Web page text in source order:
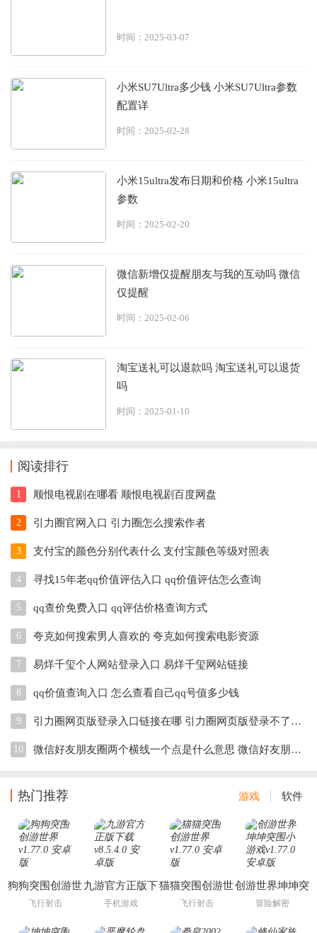
时间：2025-03-07
小米SU7Ultra多少钱 小米SU7Ultra参数
配置详
时间：2025-02-28
小米15ultra发布日期和价格 小米15ultra
参数
时间：2025-02-20
微信新增仅提醒朋友与我的互动吗 微信
仅提醒
时间：2025-02-06
淘宝送礼可以退款吗 淘宝送礼可以退货
吗
时间：2025-01-10
阅读排行
1 顺恨电视剧在哪看 顺恨电视剧百度网盘
2 引力圈官网入口 引力圈怎么搜索作者
3 支付宝的颜色分别代表什么 支付宝颜色等级对照表
4 寻找15年老qq价值评估入口 qq价值评估怎么查询
5 qq查价免费入口 qq评估价格查询方式
6 夸克如何搜索男人喜欢的 夸克如何搜索电影资源
7 易烊千玺个人网站登录入口 易烊千玺网站链接
8 qq价值查询入口 怎么查看自己qq号值多少钱
9 引力圈网页版登录入口链接在哪 引力圈网页版登录不了怎么办
10 微信好友朋友圈两个横线一个点是什么意思 微信好友朋友圈一条线中间一个点是删除了吗
热门推荐 游戏 软件
狗狗突围创游世
界
飞行射击
九游官方正版下
载
手机游戏
猫猫突围创游世
界
飞行射击
创游世界坤坤突
围小游戏
冒险解密